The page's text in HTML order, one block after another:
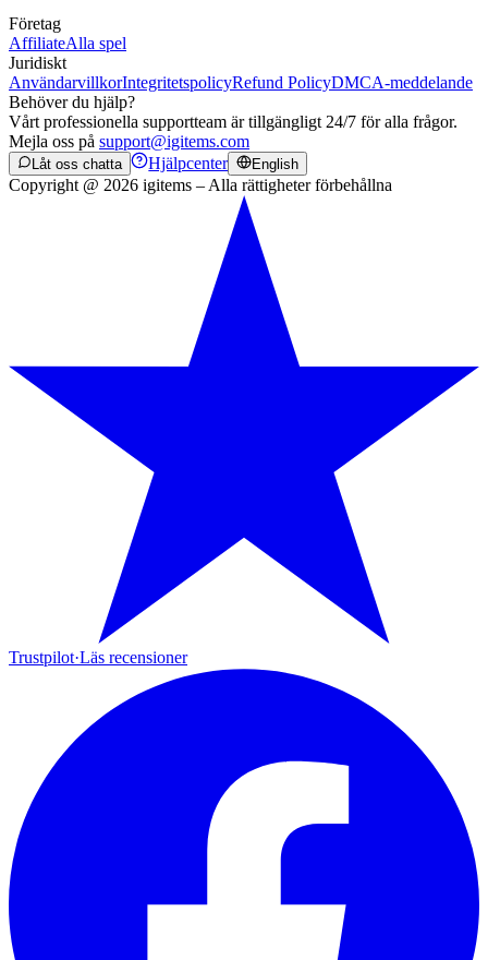
Företag
AffiliateAlla spel
Juridiskt
AnvändarvillkorIntegritetspolicyRefund PolicyDMCA-meddelande
Behöver du hjälp?
Vårt professionella supportteam är tillgängligt 24/7 för alla frågor.
Mejla oss på support@igitems.com
Låt oss chatta Hjälpcenter English
Copyright @ 2026 igitems – Alla rättigheter förbehållna
Trustpilot·Läs recensioner